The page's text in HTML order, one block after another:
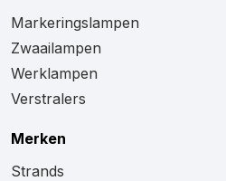
Markeringslampen
Zwaailampen
Werklampen
Verstralers
Merken
Strands